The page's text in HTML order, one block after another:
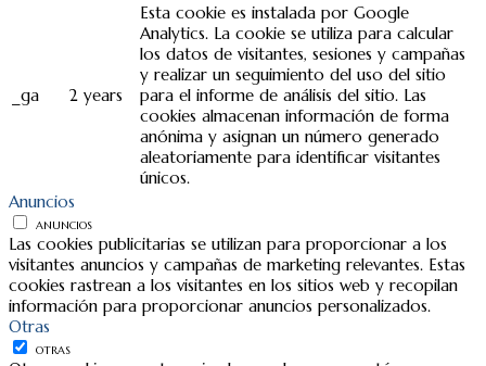
_ga 2 years
Esta cookie es instalada por Google
Analytics. La cookie se utiliza para calcular
los datos de visitantes, sesiones y campañas
y realizar un seguimiento del uso del sitio
para el informe de análisis del sitio. Las
cookies almacenan información de forma
anónima y asignan un número generado
aleatoriamente para identificar visitantes
únicos.
Anuncios
ANUNCIOS
Las cookies publicitarias se utilizan para proporcionar a los
visitantes anuncios y campañas de marketing relevantes. Estas
cookies rastrean a los visitantes en los sitios web y recopilan
información para proporcionar anuncios personalizados.
Otras
OTRAS